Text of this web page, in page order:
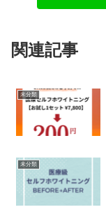
関連記事
未分類
未分類